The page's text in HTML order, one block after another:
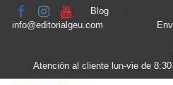
Blog
info@editorialgeu.com
Atención al cliente lun-vie de